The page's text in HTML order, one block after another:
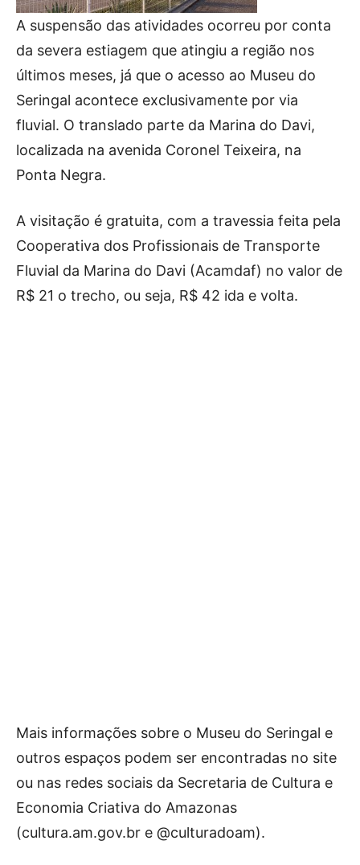
A suspensão das atividades ocorreu por conta
da severa estiagem que atingiu a região nos
últimos meses, já que o acesso ao Museu do
Seringal acontece exclusivamente por via
fluvial. O translado parte da Marina do Davi,
localizada na avenida Coronel Teixeira, na
Ponta Negra.
A visitação é gratuita, com a travessia feita pela
Cooperativa dos Profissionais de Transporte
Fluvial da Marina do Davi (Acamdaf) no valor de
R$ 21 o trecho, ou seja, R$ 42 ida e volta.
Mais informações sobre o Museu do Seringal e
outros espaços podem ser encontradas no site
ou nas redes sociais da Secretaria de Cultura e
Economia Criativa do Amazonas
(cultura.am.gov.br e @culturadoam).